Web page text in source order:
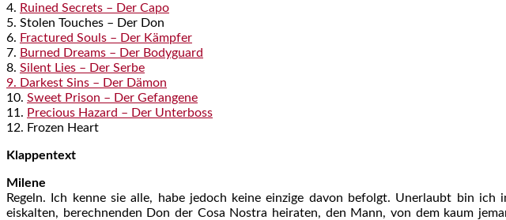
4. Ruined Secrets – Der Capo
5. Stolen Touches – Der Don
6. Fractured Souls – Der Kämpfer
7. Burned Dreams – Der Bodyguard
8. Silent Lies – Der Serbe
9. Darkest Sins – Der Dämon
10. Sweet Prison – Der Gefangene
11. Precious Hazard – Der Unterboss
12. Frozen Heart
Klappentext
Milene
Regeln. Ich kenne sie alle, habe jedoch keine einzige davon befolgt. Unerlaubt bin
eiskalten, berechnenden Don der Cosa Nostra heiraten, den Mann, von dem kaum